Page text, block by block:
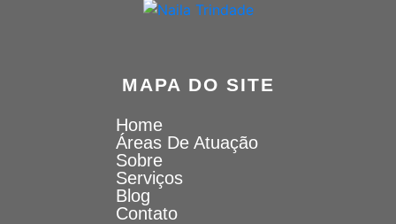
MAPA DO SITE
Home
Áreas De Atuação
Sobre
Serviços
Blog
Contato